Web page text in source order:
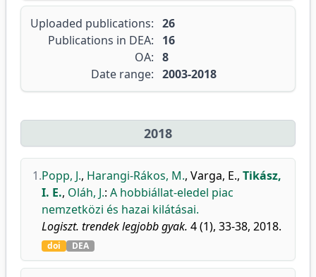
Uploaded publications: 26
Publications in DEA:
16
OA: 8
Date range: 2003-2018
2018
1.Popp, J., Harangi-Rákos, M., Varga, E., Tikász,
I. E., Oláh, J.: A hobbiállat-eledel piac
nemzetközi és hazai kilátásai.
Logiszt. trendek legjobb gyak. 4 (1), 33-38, 2018.
doi DEA